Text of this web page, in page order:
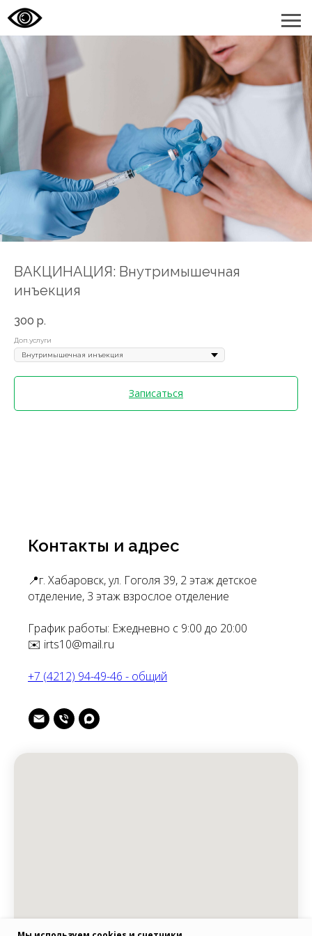
ВАКЦИНАЦИЯ: Внутримышечная
инъекция
300 р.
Доп.услуги
Записаться
Контакты и адрес
📍г. Хабаровск, ул. Гоголя 39, 2 этаж детское
отделение, 3 этаж взрослое отделение
График работы: Ежедневно с 9:00 до 20:00
✉️ irts10@mail.ru
+7 (4212) 94-49-46 - общий